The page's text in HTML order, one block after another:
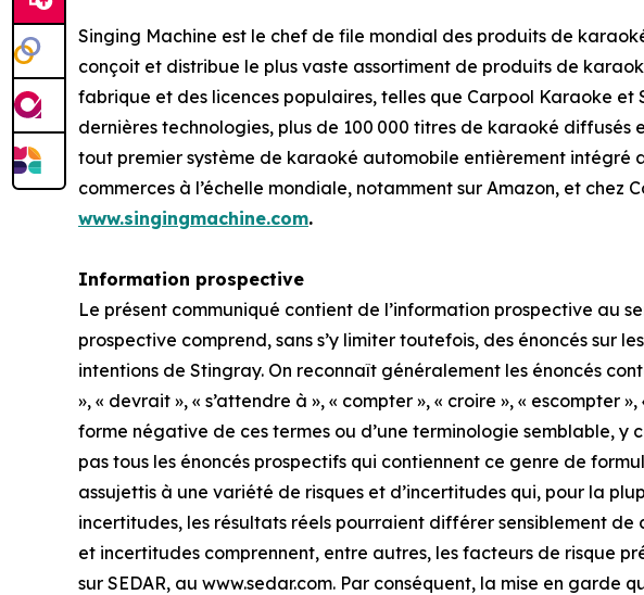
Singing Machine est le chef de file mondial des produits de
conçoit et distribue le plus vaste assortiment de produits de
fabrique et des licences populaires, telles que Carpool Karaoke
dernières technologies, plus de 100 000 titres de karaoké diffusés
tout premier système de karaoké automobile entièrement intégré
commerces à l’échelle mondiale, notamment sur Amazon, et chez
www.singingmachine.com.
Information prospective
Le présent communiqué contient de l’information prospective au
prospective comprend, sans s’y limiter toutefois, des énoncés sur
intentions de Stingray. On reconnaît généralement les énoncés
», « devrait », « s’attendre à », « compter », « croire », « escompter
forme négative de ces termes ou d’une terminologie semblable, y
pas tous les énoncés prospectifs qui contiennent ce genre de
assujettis à une variété de risques et d’incertitudes qui, pour la
incertitudes, les résultats réels pourraient différer sensiblement
et incertitudes comprennent, entre autres, les facteurs de risque
sur SEDAR, au www.sedar.com. Par conséquent, la mise en